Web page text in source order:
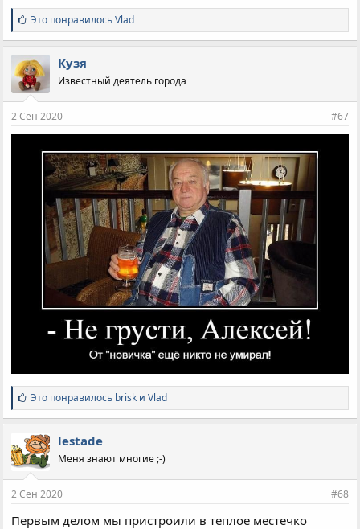
С
и
м
п
а
т
и
:
Это понравилосьVlad
Кузя
Известный деятель города
2 Сен 2020 #67
С
и
м
п
а
т
и
:
Это понравилось brisk иVlad
lestade
Меня знают многие ;-)
2 Сен 2020 #68
Первым делом мы пристроили в теплое местечко